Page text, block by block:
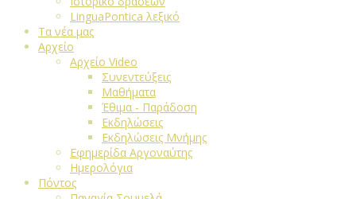
LinguaPontica λεξικό
Τα νέα μας
Αρχείο
Αρχείο Video
Συνεντεύξεις
Μαθήματα
Έθιμα - Παράδοση
Εκδηλώσεις
Εκδηλώσεις Μνήμης
Εφημερίδα Αργοναύτης
Ημερολόγια
Πόντος